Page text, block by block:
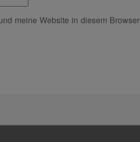
meine Website in diesem Browser